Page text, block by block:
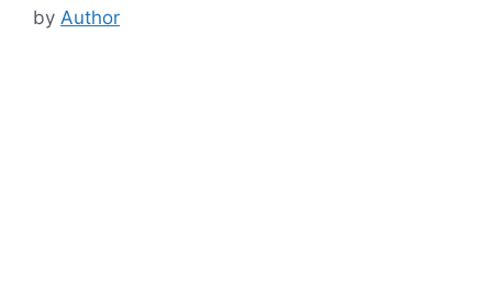
by Author